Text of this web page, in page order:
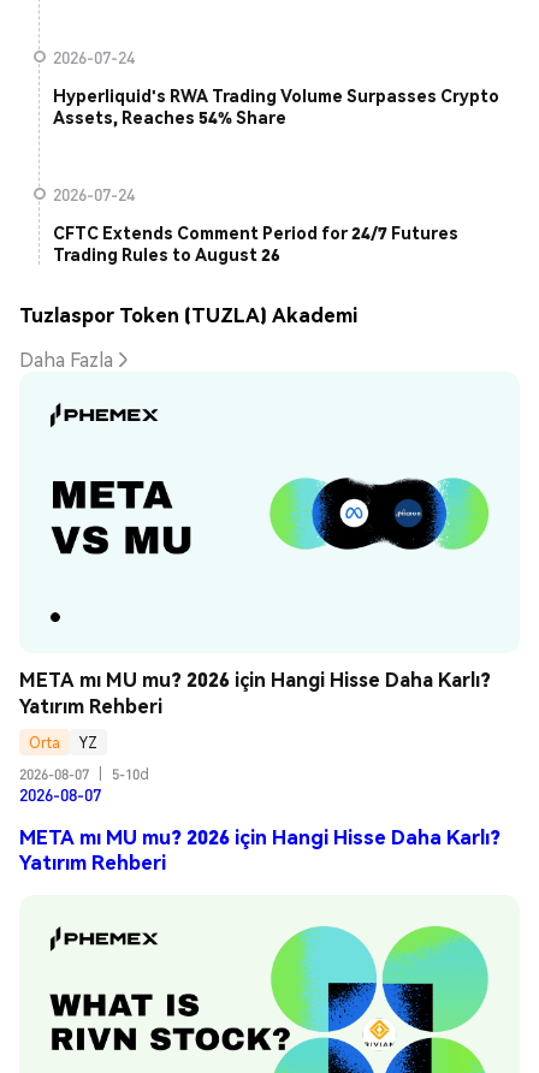
2026-07-24
Hyperliquid's RWA Trading Volume Surpasses Crypto
Assets, Reaches 54% Share
2026-07-24
CFTC Extends Comment Period for 24/7 Futures
Trading Rules to August 26
Tuzlaspor Token (TUZLA) Akademi
Daha Fazla
META mı MU mu? 2026 için Hangi Hisse Daha Karlı?
Yatırım Rehberi
Orta
YZ
2026-08-07
5-10d
2026-08-07
META mı MU mu? 2026 için Hangi Hisse Daha Karlı?
Yatırım Rehberi